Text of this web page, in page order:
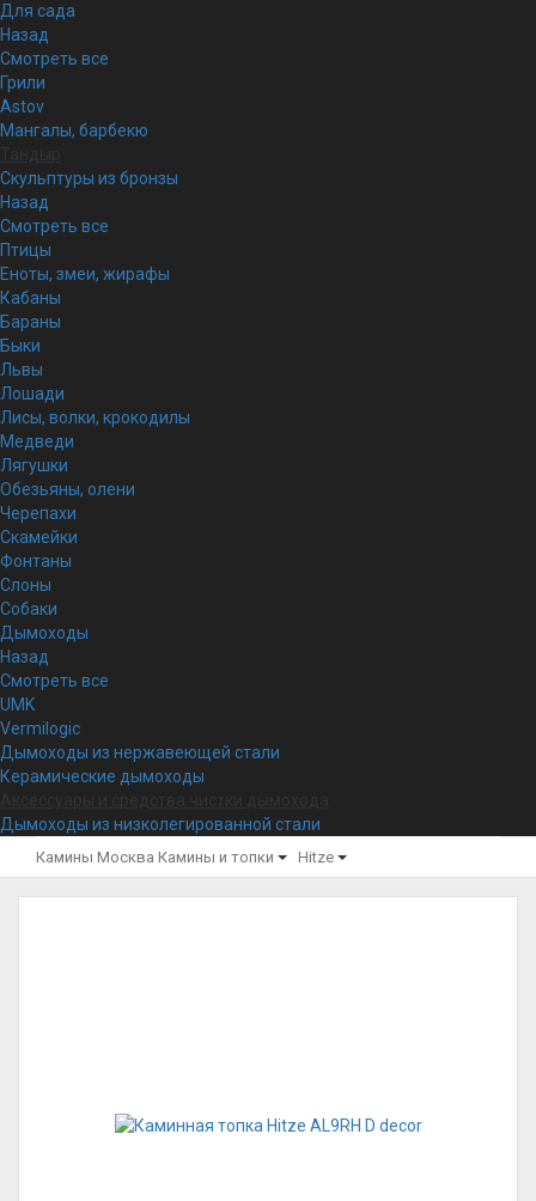
Для сада
Назад
Смотреть все
Грили
Astov
Мангалы, барбекю
Скульптуры из бронзы
Назад
Смотреть все
Птицы
Еноты, змеи, жирафы
Кабаны
Бараны
Быки
Львы
Лошади
Лисы, волки, крокодилы
Медведи
Лягушки
Обезьяны, олени
Черепахи
Скамейки
Фонтаны
Слоны
Собаки
Дымоходы
Назад
Смотреть все
UMK
Vermilogic
Дымоходы из нержавеющей стали
Керамические дымоходы
Дымоходы из низколегированной стали
Камины Москва Камины и топки Hitze